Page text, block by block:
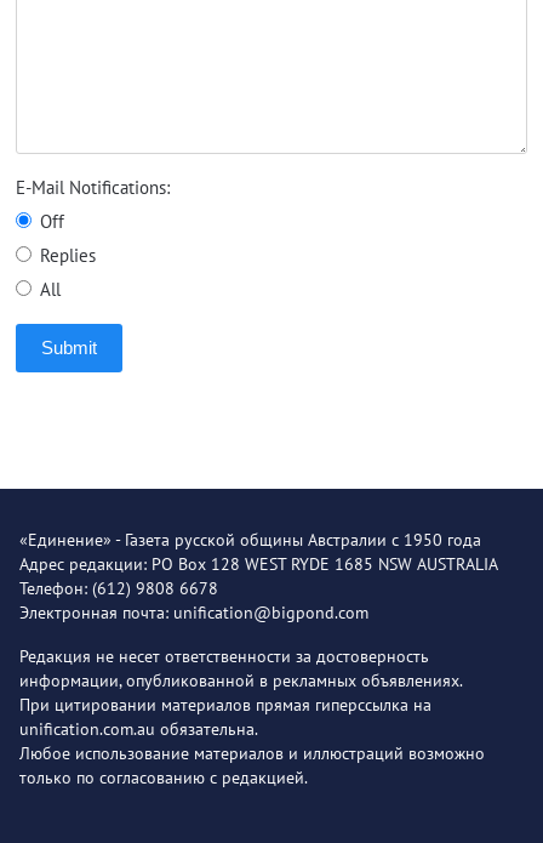
E-Mail Notifications:
Off
Replies
All
Submit
«Единение» - Газета русской общины Австралии с 1950 года
Адрес редакции: PO Box 128 WEST RYDE 1685 NSW AUSTRALIA
Телефон: (612) 9808 6678
Электронная почта: unification@bigpond.com
Редакция не несет ответственности за достоверность
информации, опубликованной в рекламных объявлениях.
При цитировании материалов прямая гиперссылка на
unification.com.au обязательна.
Любое использование материалов и иллюстраций возможно
только по согласованию с редакцией.